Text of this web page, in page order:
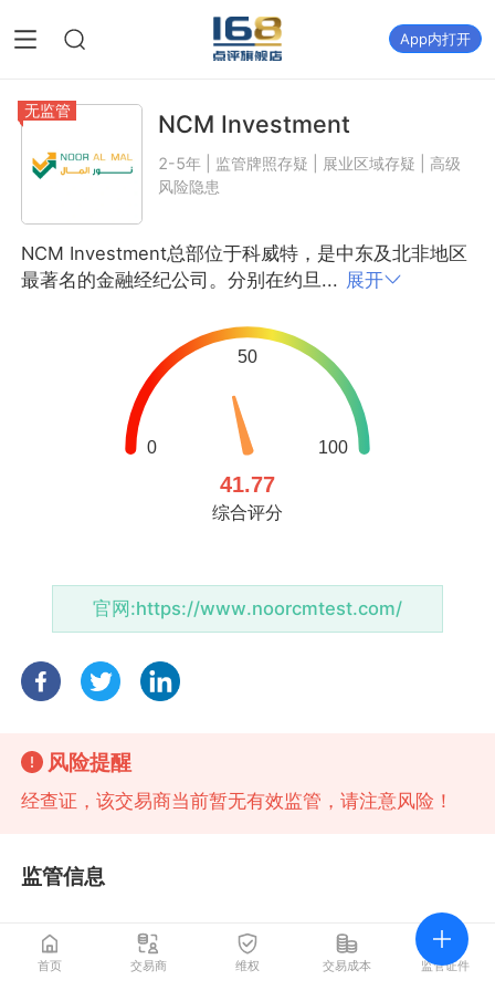
App内打开
无监管 NCM Investment
2-5年 | 监管牌照存疑 | 展业区域存疑 | 高级
风险隐患
NCM Investment总部位于科威特，是中东及北非地区
最著名的金融经纪公司。分别在约旦... 展开
官网:https://www.noorcmtest.com/
风险提醒
经查证，该交易商当前暂无有效监管，请注意风险！
监管信息
首页 交易商 维权 交易成本 监管证件